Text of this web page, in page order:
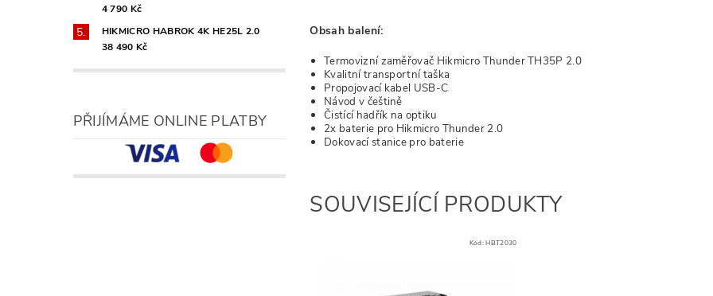
4 790 Kč
HIKMICRO HABROK 4K HE25L 2.0
38 490 Kč
PŘIJÍMÁME ONLINE PLATBY
Obsah balení:
Termovizní zaměřovač Hikmicro Thunder TH35P 2.0
Kvalitní transportní taška
Propojovací kabel USB-C
Návod v češtině
Čistící hadřík na optiku
2x baterie pro Hikmicro Thunder 2.0
Dokovací stanice pro baterie
SOUVISEJÍCÍ PRODUKTY
Kód:HBT2030